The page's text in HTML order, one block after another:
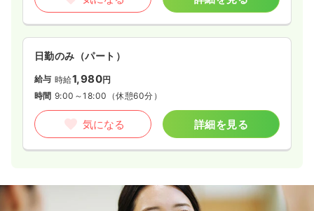
日勤のみ（パート）
給与 時給1,980円
時間 9:00～18:00 （休憩60分）
気になる 詳細を見る